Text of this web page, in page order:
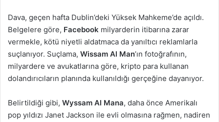
Dava, geçen hafta Dublin’deki Yüksek Mahkeme’de açıldı.
Belgelere göre, Facebook milyarderin itibarına zarar
vermekle, kötü niyetli aldatmaca da yanıltıcı reklamlarla
suçlanıyor. Suçlama, Wissam Al Man’ın fotoğrafının,
milyardere ve avukatlarına göre, kripto para kullanan
dolandırıcıların planında kullanıldığı gerçeğine dayanıyor.
Belirtildiği gibi, Wyssam Al Mana, daha önce Amerikalı
pop yıldızı Janet Jackson ile evli olmasına rağmen, nadiren